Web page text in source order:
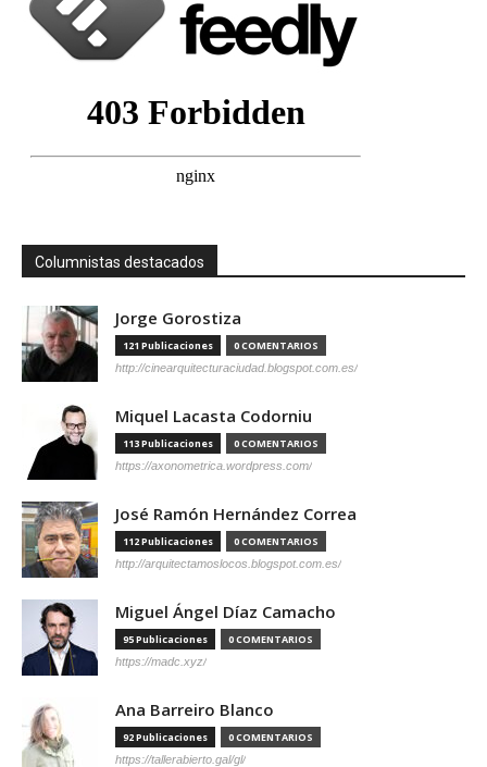
Columnistas destacados
Jorge Gorostiza
121 Publicaciones 0 COMENTARIOS
http://cinearquitecturaciudad.blogspot.com.es/
Miquel Lacasta Codorniu
113 Publicaciones 0 COMENTARIOS
https://axonometrica.wordpress.com/
José Ramón Hernández Correa
112 Publicaciones 0 COMENTARIOS
http://arquitectamoslocos.blogspot.com.es/
Miguel Ángel Díaz Camacho
95 Publicaciones 0 COMENTARIOS
https://madc.xyz/
Ana Barreiro Blanco
92 Publicaciones 0 COMENTARIOS
https://tallerabierto.gal/gl/